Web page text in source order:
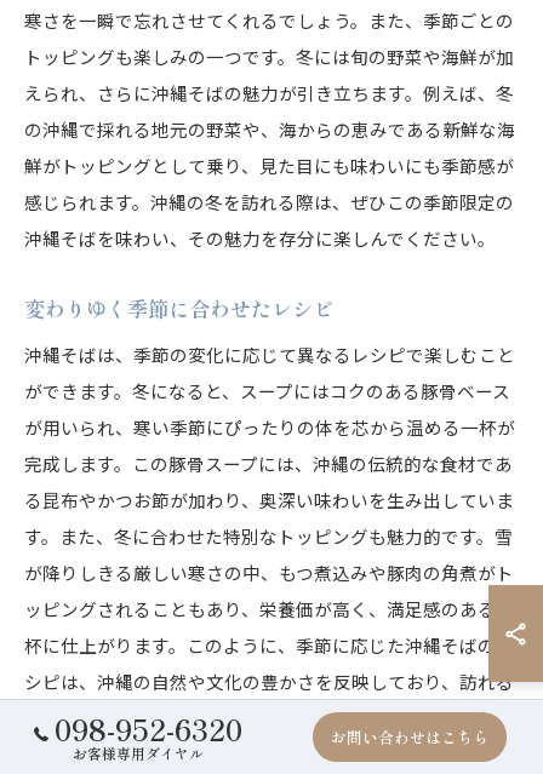
寒さを一瞬で忘れさせてくれるでしょう。また、季節ごとの
トッピングも楽しみの一つです。冬には旬の野菜や海鮮が加
えられ、さらに沖縄そばの魅力が引き立ちます。例えば、冬
の沖縄で採れる地元の野菜や、海からの恵みである新鮮な海
鮮がトッピングとして乗り、見た目にも味わいにも季節感が
感じられます。沖縄の冬を訪れる際は、ぜひこの季節限定の
沖縄そばを味わい、その魅力を存分に楽しんでください。
変わりゆく季節に合わせたレシピ
沖縄そばは、季節の変化に応じて異なるレシピで楽しむこと
ができます。冬になると、スープにはコクのある豚骨ベース
が用いられ、寒い季節にぴったりの体を芯から温める一杯が
完成します。この豚骨スープには、沖縄の伝統的な食材であ
る昆布やかつお節が加わり、奥深い味わいを生み出していま
す。また、冬に合わせた特別なトッピングも魅力的です。雪
が降りしきる厳しい寒さの中、もつ煮込みや豚肉の角煮がト
ッピングされることもあり、栄養価が高く、満足感のある一
杯に仕上がります。このように、季節に応じた沖縄そばのレ
シピは、沖縄の自然や文化の豊かさを反映しており、訪れる
たびに新たな発見と感動を与えてくれます。次の冬には、是
非この特別な沖縄そばを味わって、心も体も温めてくださ
098-952-6320
お客様専用ダイヤル
お問い合わせはこちら